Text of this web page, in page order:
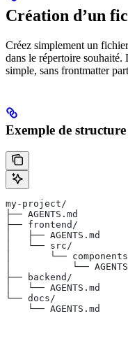
Création d’un
Créez simplement un
dans le répertoire
simple, sans frontmatter
Exemple de structure
my-project/
├── AGENTS.md
├── frontend/
│   ├──
│   └── src/
│       └──
│           └──
├── backend/
│   └──
└── docs/
└── AGENTS.md